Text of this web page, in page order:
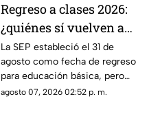
Regreso a clases 2026:
¿quiénes sí vuelven a
las aulas el 31 de
agosto?
La SEP estableció el 31 de
agosto como fecha de regreso
para educación básica, pero
algunos estudiantes tendrán
agosto 07, 2026 02:52 p. m.